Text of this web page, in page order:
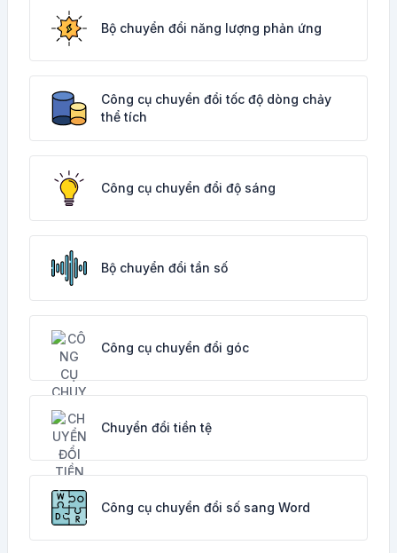
Bộ chuyển đổi năng lượng phản ứng
Công cụ chuyển đổi tốc độ dòng chảy
thể tích
Công cụ chuyển đổi độ sáng
Bộ chuyển đổi tần số
Công cụ chuyển đổi góc
Chuyển đổi tiền tệ
Công cụ chuyển đổi số sang Word